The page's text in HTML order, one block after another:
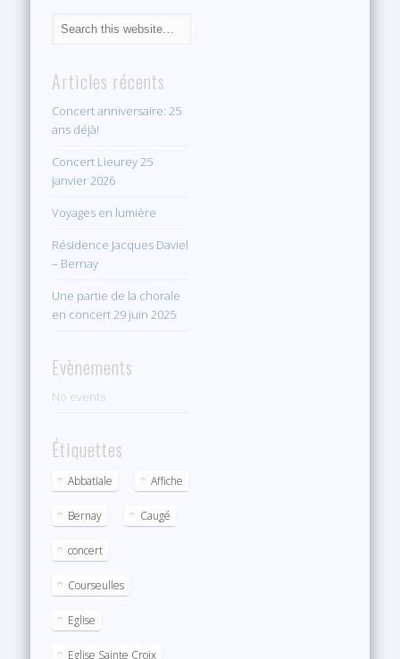
Articles récents
Concert anniversaire: 25
ans déjà!
Concert Lieurey 25
janvier 2026
Voyages en lumière
Résidence Jacques Daviel
– Bernay
Une partie de la chorale
en concert 29 juin 2025
Evènements
No events
Étiquettes
Abbatiale Affiche
Bernay Caugé
concert
Courseulles
Eglise
Eglise Sainte Croix